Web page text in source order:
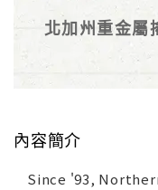
北加州重金屬
內容簡介
Since '93,